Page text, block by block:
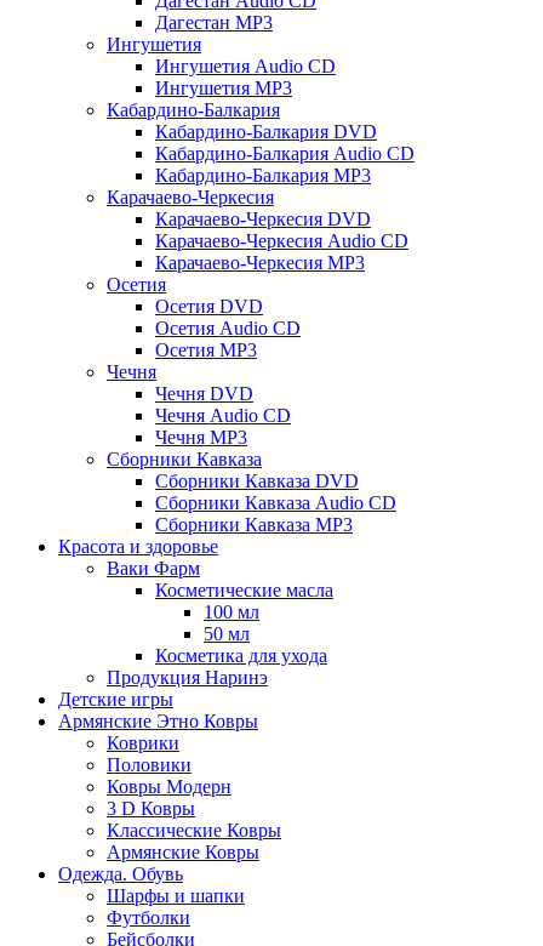
Дагестан MP3
Ингушетия
Ингушетия Audio CD
Ингушетия MP3
Кабардино-Балкария
Кабардино-Балкария DVD
Кабардино-Балкария Audio CD
Кабардино-Балкария MP3
Карачаево-Черкесия
Карачаево-Черкесия DVD
Карачаево-Черкесия Audio CD
Карачаево-Черкесия MP3
Осетия
Осетия DVD
Осетия Audio CD
Осетия MP3
Чечня
Чечня DVD
Чечня Audio CD
Чечня MP3
Сборники Кавказа
Сборники Кавказа DVD
Сборники Кавказа Audio CD
Сборники Кавказа MP3
Красота и здоровье
Ваки Фарм
Косметические масла
100 мл
50 мл
Косметика для ухода
Продукция Наринэ
Детские игры
Армянские Этно Ковры
Коврики
Половики
Ковры Модерн
3 D Ковры
Классические Ковры
Армянские Ковры
Одежда. Обувь
Шарфы и шапки
Футболки
Бейсболки